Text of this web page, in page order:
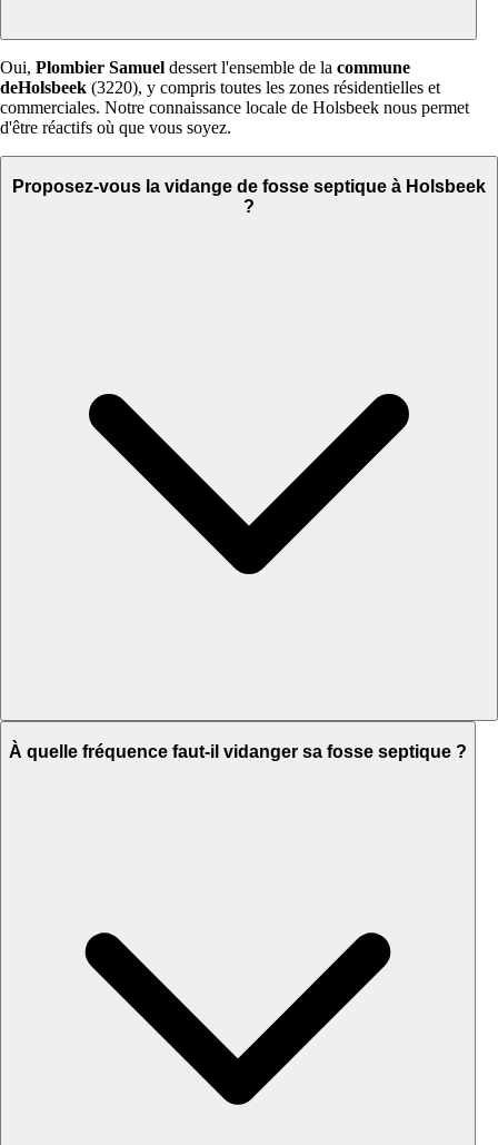
Oui, Plombier Samuel dessert l'ensemble de la commune
deHolsbeek (3220), y compris toutes les zones résidentielles et
commerciales. Notre connaissance locale de Holsbeek nous permet
d'être réactifs où que vous soyez.
Proposez-vous la vidange de fosse septique à Holsbeek
?
À quelle fréquence faut-il vidanger sa fosse septique ?